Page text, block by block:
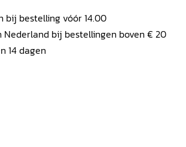
bij bestelling vóór 14.00
bij bestellingen boven € 20
14 dagen